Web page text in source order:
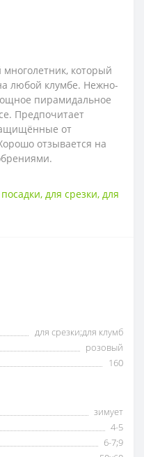
который
любой клумбе. Нежно-
пирамидальное
Предпочитает
от
отзывается на
, для срезки, для
для срезки;для клумб
розовый
160
зимует
4-5
6-7;9